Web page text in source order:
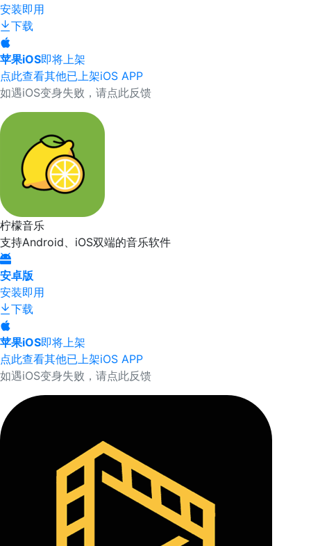
安装即用
下载
苹果iOS即将上架
点此查看其他已上架iOS APP
如遇iOS变身失败，请点此反馈
柠檬音乐
支持Android、iOS双端的音乐软件
安卓版
安装即用
下载
苹果iOS即将上架
点此查看其他已上架iOS APP
如遇iOS变身失败，请点此反馈